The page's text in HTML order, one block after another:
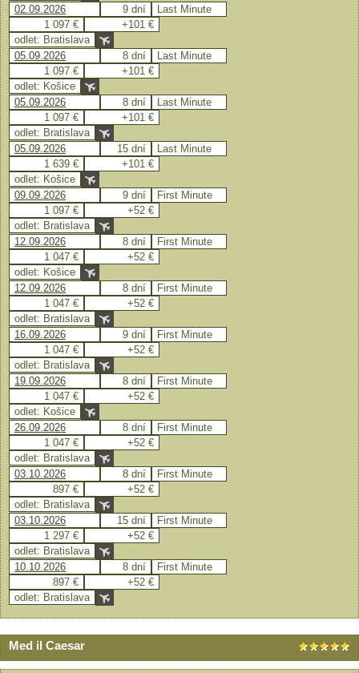
02.09.2026
9 dní
Last Minute
1 097 €
+101 €
odlet: Bratislava
05.09.2026
8 dní
Last Minute
1 097 €
+101 €
odlet: Košice
05.09.2026
8 dní
Last Minute
1 097 €
+101 €
odlet: Bratislava
05.09.2026
15 dní
Last Minute
1 639 €
+101 €
odlet: Košice
09.09.2026
9 dní
First Minute
1 097 €
+52 €
odlet: Bratislava
12.09.2026
8 dní
First Minute
1 047 €
+52 €
odlet: Košice
12.09.2026
8 dní
First Minute
1 047 €
+52 €
odlet: Bratislava
16.09.2026
9 dní
First Minute
1 047 €
+52 €
odlet: Bratislava
19.09.2026
8 dní
First Minute
1 047 €
+52 €
odlet: Košice
26.09.2026
8 dní
First Minute
1 047 €
+52 €
odlet: Bratislava
03.10.2026
8 dní
First Minute
897 €
+52 €
odlet: Bratislava
03.10.2026
15 dní
First Minute
1 297 €
+52 €
odlet: Bratislava
10.10.2026
8 dní
First Minute
897 €
+52 €
odlet: Bratislava
Med il Caesar